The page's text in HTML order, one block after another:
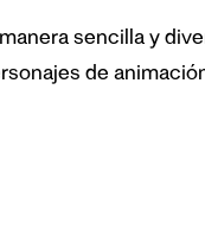
sencilla y
de